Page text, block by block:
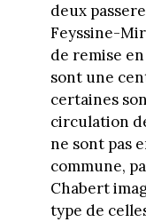
deux
Feyssine-
de remise
sont une
certaines
circulation
ne sont pas
commune,
Chabert
type de